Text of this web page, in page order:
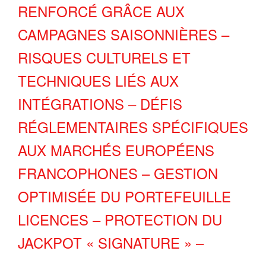
RENFORCÉ GRÂCE AUX
CAMPAGNES SAISONNIÈRES –
RISQUES CULTURELS ET
TECHNIQUES LIÉS AUX
INTÉGRATIONS – DÉFIS
RÉGLEMENTAIRES SPÉCIFIQUES
AUX MARCHÉS EUROPÉENS
FRANCOPHONES – GESTION
OPTIMISÉE DU PORTEFEUILLE
LICENCES – PROTECTION DU
JACKPOT « SIGNATURE » –